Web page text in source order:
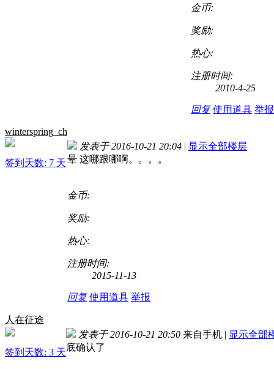
金币:
奖励:
热心:
注册时间:
2010-4-25
回复 使用道具 举报
winterspring_ch
签到天数: 7 天
发表于 2016-10-21 20:04 | 显示全部楼层
晕 这哪跟哪啊。。。。
金币:
奖励:
热心:
注册时间:
2015-11-13
回复 使用道具 举报
人在征途
签到天数: 3 天
发表于 2016-10-21 20:50 来自手机 | 显示全部
底确认了